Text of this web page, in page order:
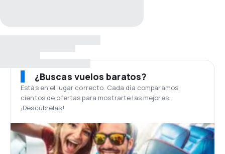
¿Buscas vuelos baratos?
Estás en el lugar correcto. Cada día comparamos
cientos de ofertas para mostrarte las mejores.
¡Descúbrelas!